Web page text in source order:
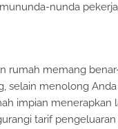
nunda
rumah memang
selain menolong
impian menerapkan
tarif